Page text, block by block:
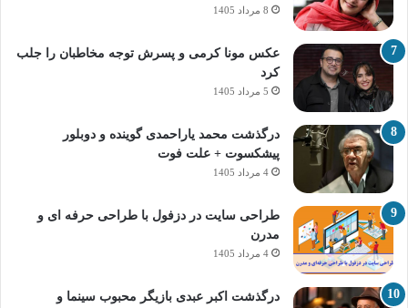
8 مرداد 1405
عکس مونا کرمی و پسرش توجه مخاطبان را جلب
کرد
5 مرداد 1405
درگذشت محمد یاراحمدی گوینده و دوبلور
پیشکسوت + علت فوت
4 مرداد 1405
طراحی سایت در دزفول با طراحی حرفه‌ ای و
مدرن
4 مرداد 1405
درگذشت اکبر عبدی بازیگر محبوب سینما و